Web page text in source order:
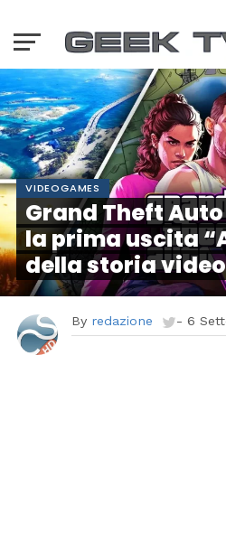
VIDEOGAMES
Grand Theft
la prima uscita
della storia
By redazione - 6